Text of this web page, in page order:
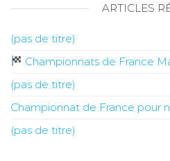
ARTICLES
(pas de titre)
Championnats de France
(pas de titre)
Championnat de France pour
(pas de titre)